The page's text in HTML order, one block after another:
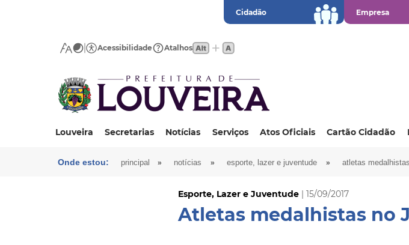
Cidadão Empresa
Acessibilidade Atalhos
Louveira Secretarias Notícias Serviços Atos Oficiais Cartão Cidadão
Onde estou: principal » notícias » esporte, lazer e juventude » atletas
Esporte, Lazer e Juventude | 15/09/2017
Atletas medalhistas no